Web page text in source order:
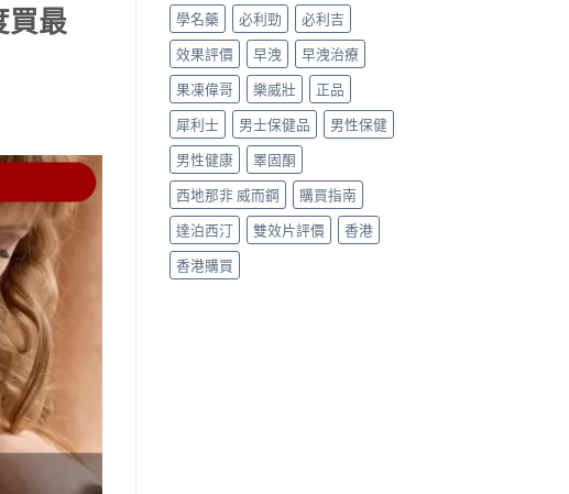
買最
學名藥
必利勁
必利吉
效果評價
早洩
早洩治療
果凍偉哥
樂威壯
正品
犀利士
男士保健品
男性保健
男性健康
睪固酮
西地那非 威而鋼
購買指南
達泊西汀
雙效片評價
香港
香港購買